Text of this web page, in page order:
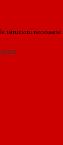
istruzioni necessarie.